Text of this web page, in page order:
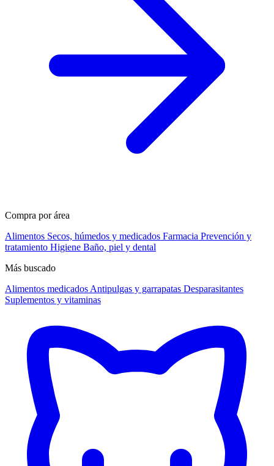
Compra por área
Alimentos Secos, húmedos y medicados Farmacia Prevención y
tratamiento Higiene Baño, piel y dental
Más buscado
Alimentos medicados Antipulgas y garrapatas Desparasitantes
Suplementos y vitaminas